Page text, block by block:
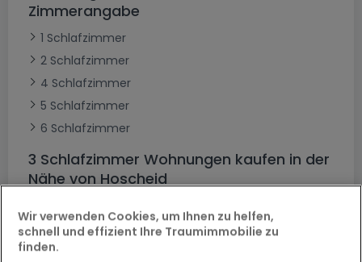
Zimmerangabe
1 Schlafzimmer
2 Schlafzimmer
4 Schlafzimmer
5 Schlafzimmer
6 Schlafzimmer
3 Schlafzimmer Wohnungen kaufen in der
Nähe von Hoscheid
Kaufen Wohnungen 3 Schlafzimmer Holzthum
Kaufen Wohnungen 3 Schlafzimmer Hoscheid-Dickt
Wir verwenden Cookies, um Ihnen zu helfen,
schnell und effizient Ihre Traumimmobilie zu
finden.